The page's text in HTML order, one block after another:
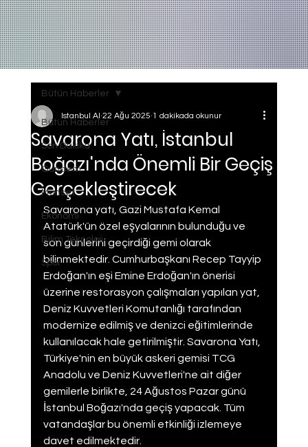
Bütün Haberler
Son Dakika
Gundem
Manset
Ekonomi
Bilim Teknoloji
Spor
Bütün Haberler
Savarona Yatı, İstanbul
Boğazı'nda Önemli Bir Geçiş
Gerçekleştirecek
Istanbul AI 22 Ağu 2025 1 dakikada okunur
Savarona yatı, Gazi Mustafa Kemal
Atatürk'ün özel eşyalarının bulunduğu ve
son günlerini geçirdiği gemi olarak
bilinmektedir. Cumhurbaşkanı Recep Tayyip
Erdoğan'ın eşi Emine Erdoğan'ın önerisi
üzerine restorasyon çalışmaları yapılan yat,
Deniz Kuvvetleri Komutanlığı tarafından
modernize edilmiş ve denizci eğitimlerinde
kullanılacak hale getirilmiştir. Savarona Yatı,
Türkiye'nin en büyük askeri gemisi TCG
Anadolu ve Deniz Kuvvetleri'ne ait diğer
gemilerle birlikte, 24 Ağustos Pazar günü
İstanbul Boğazı'nda geçiş yapacak. Tüm
vatandaşlar bu önemli etkinliği izlemeye
davet edilmektedir.